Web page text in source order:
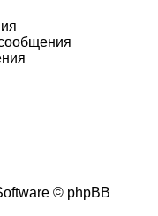
© phpBB